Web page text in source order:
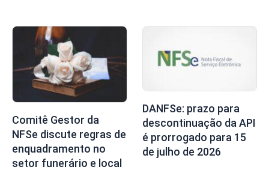
Comitê Gestor da
NFSe discute regras de
enquadramento no
setor funerário e local
DANFSe: prazo para
descontinuação da API
é prorrogado para 15
de julho de 2026